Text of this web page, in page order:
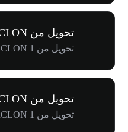
تحويل من ORCLON إلى INR
تحويل من 1 ORCLON إلى ₹13.97K
تحويل من ORCLON إلى JPY
تحويل من 1 ORCLON إلى 円23.17K